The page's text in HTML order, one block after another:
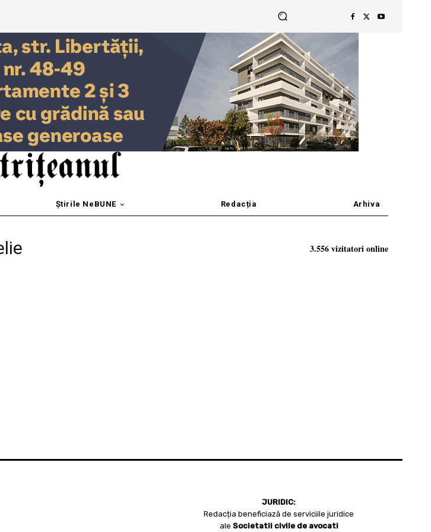
Știrile NeBUNE Redacția Arhiva
3.556 vizitatori online
JURIDIC:
Redacția beneficiază de serviciile juridice
ale Societatii civile de avocati